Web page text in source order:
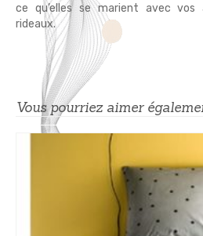
ce qu’elles se marient avec
rideaux.
Vous pourriez aimer